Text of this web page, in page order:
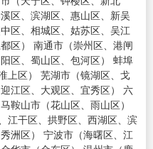
区、滨湖区、惠山区、新吴
区、相城区、姑苏区、吴江
区） 南通市（崇州区、港闸
区、蜀山区、包河区） 蚌埠
上区） 芜湖市（镜湖区、戈
江区、大观区、宜秀区） 六
鞍山市（花山区、雨山区）
江干区、拱野区、西湖区、滨
洲区） 宁波市（海曙区、江